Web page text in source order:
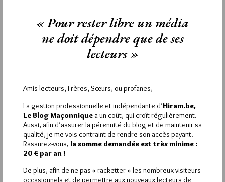
sur des aspects précis, et, surtout, la possibilité de discuter
avec eux et avec les autres participants, de questionner, de
contredire, d’évoquer les lumières et les zones d’ombre des
sources et des hypothèses.
Et ICOM 2017 publiera les Actes en version audio et en
FRANÇOIS MASSON
17 JUIN 2016 À 18H57 / RÉPONDRE
« le Régulateur du Maçon, recueil des degrés symboliques,
publiés par le Grand Orient en 1801 »
Il me semblait que cette publication n’avait pas été autorisée
Du moins c’est ce que j’ai toujours entendu dire ou lu.
« Pour rester libre un média
ne doit dépendre que de ses
lecteurs »
Amis lecteurs, Frères, Sœurs, ou profanes,
La gestion professionnelle et indépendante d’Hiram.be,
Le Blog Maçonnique a un coût, qui croît régulièrement.
Aussi, afin d’assurer la pérennité du blog et de maintenir sa
qualité, je me vois contraint de rendre son accès payant.
Rassurez-vous, la somme demandée est très minime :
20 € par an !
De plus, afin de ne pas « racketter » les nombreux visiteurs
occasionnels et de permettre aux nouveaux lecteurs de